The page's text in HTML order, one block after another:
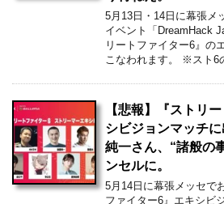
5月13日・14日に幕張メ
イベント「DreamHack
リートファイター6』の
こなわれます。 ※スト6
【悲報】『ストリ
シビジョンマッチ
純一さん、“諸般の
ンセルに。
5月14日に幕張メッセで
ファイター6』エキシビ